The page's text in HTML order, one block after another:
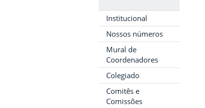
Institucional
Nossos números
Mural de
Coordenadores
Colegiado
Comitês e
Comissões